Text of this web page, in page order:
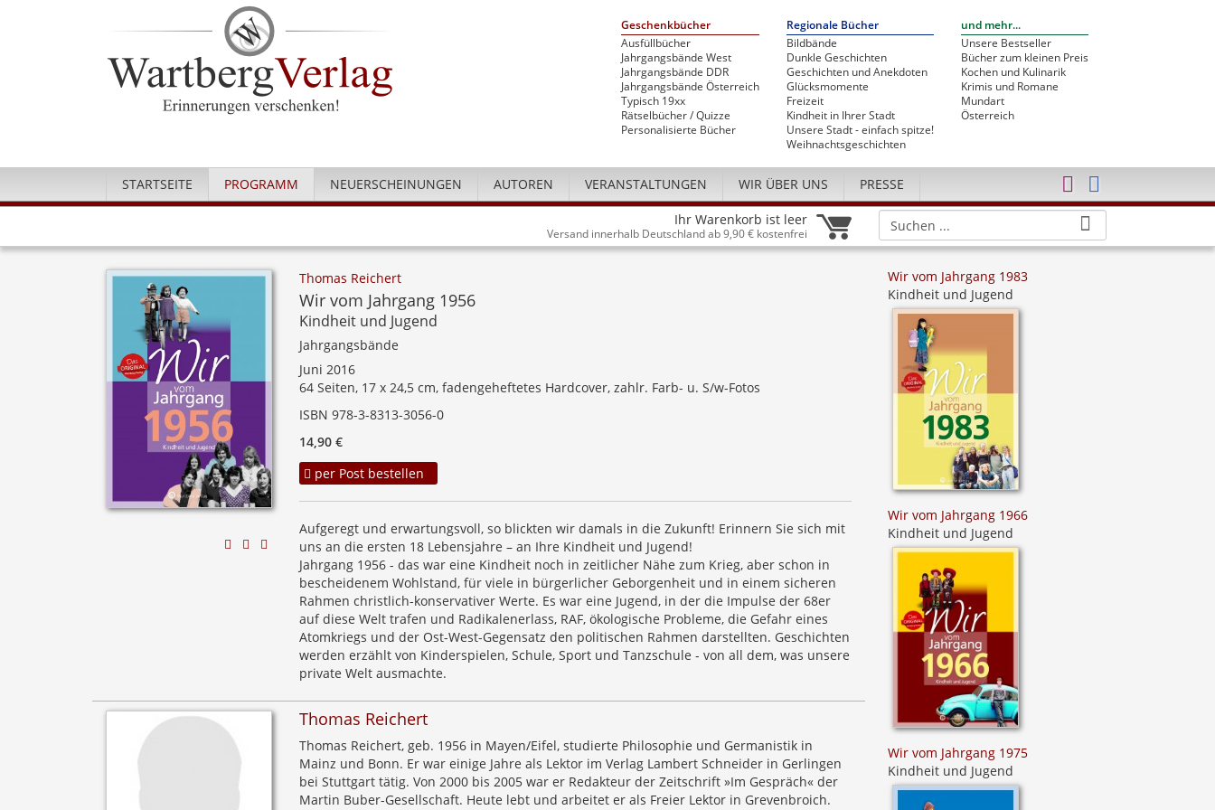
Geschenkbücher
Ausfüllbücher
Jahrgangsbände West
Jahrgangsbände DDR
Jahrgangsbände Österreich
Typisch 19xx
Rätselbücher / Quizze
Personalisierte Bücher
Regionale Bücher
Bildbände
Dunkle Geschichten
Geschichten und Anekdoten
Glücksmomente
Freizeit
Kindheit in Ihrer Stadt
Unsere Stadt - einfach spitze!
Weihnachtsgeschichten
und mehr...
Unsere Bestseller
Bücher zum kleinen Preis
Kochen und Kulinarik
Krimis und Romane
Mundart
Österreich
STARTSEITE PROGRAMM NEUERSCHEINUNGEN AUTOREN VERANSTALTUNGEN WIR ÜBER UNS PRESSE
Ihr Warenkorb ist leer
Versand innerhalb Deutschland ab 9,90 € kostenfrei
Thomas Reichert
Wir vom Jahrgang 1956
Kindheit und Jugend
Jahrgangsbände
Juni 2016
64 Seiten, 17 x 24,5 cm, fadengeheftetes Hardcover, zahlr. Farb- u. S/w-Fotos
ISBN 978-3-8313-3056-0
14,90 €
per Post bestellen
Aufgeregt und erwartungsvoll, so blickten wir damals in die Zukunft! Erinnern Sie sich mit
uns an die ersten 18 Lebensjahre – an Ihre Kindheit und Jugend!
Jahrgang 1956 - das war eine Kindheit noch in zeitlicher Nähe zum Krieg, aber schon in
bescheidenem Wohlstand, für viele in bürgerlicher Geborgenheit und in einem sicheren
Rahmen christlich-konservativer Werte. Es war eine Jugend, in der die Impulse der 68er
auf diese Welt trafen und Radikalenerlass, RAF, ökologische Probleme, die Gefahr eines
Atomkriegs und der Ost-West-Gegensatz den politischen Rahmen darstellten. Geschichten
werden erzählt von Kinderspielen, Schule, Sport und Tanzschule - von all dem, was unsere
private Welt ausmachte.
Thomas Reichert
Thomas Reichert, geb. 1956 in Mayen/Eifel, studierte Philosophie und Germanistik in
Mainz und Bonn. Er war einige Jahre als Lektor im Verlag Lambert Schneider in Gerlingen
bei Stuttgart tätig. Von 2000 bis 2005 war er Redakteur der Zeitschrift »Im Gespräch« der
Martin Buber-Gesellschaft. Heute lebt und arbeitet er als Freier Lektor in Grevenbroich.
Wir vom Jahrgang 1983
Kindheit und Jugend
Wir vom Jahrgang 1966
Kindheit und Jugend
Wir vom Jahrgang 1975
Kindheit und Jugend